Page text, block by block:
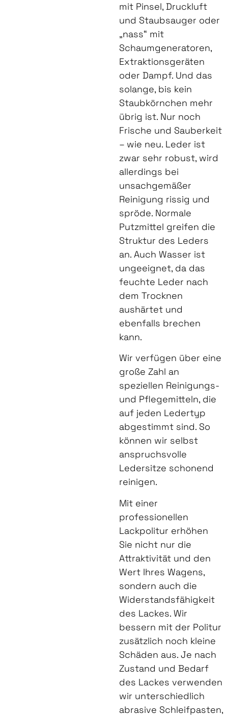
mit Pinsel, Druckluft
und Staubsauger oder
„nass“ mit
Schaumgeneratoren,
Extraktionsgeräten
oder Dampf. Und das
solange, bis kein
Staubkörnchen mehr
übrig ist. Nur noch
Frische und Sauberkeit
– wie neu. Leder ist
zwar sehr robust, wird
allerdings bei
unsachgemäßer
Reinigung rissig und
spröde. Normale
Putzmittel greifen die
Struktur des Leders
an. Auch Wasser ist
ungeeignet, da das
feuchte Leder nach
dem Trocknen
aushärtet und
ebenfalls brechen
kann.
Wir verfügen über eine
große Zahl an
speziellen Reinigungs-
und Pflegemitteln, die
auf jeden Ledertyp
abgestimmt sind. So
können wir selbst
anspruchsvolle
Ledersitze schonend
reinigen.
Mit einer
professionellen
Lackpolitur erhöhen
Sie nicht nur die
Attraktivität und den
Wert Ihres Wagens,
sondern auch die
Widerstandsfähigkeit
des Lackes. Wir
bessern mit der Politur
zusätzlich noch kleine
Schäden aus. Je nach
Zustand und Bedarf
des Lackes verwenden
wir unterschiedlich
abrasive Schleifpasten,